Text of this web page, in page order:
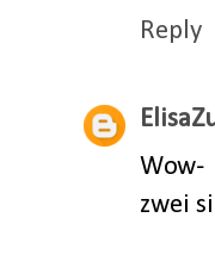
Reply
Wow-
zwei